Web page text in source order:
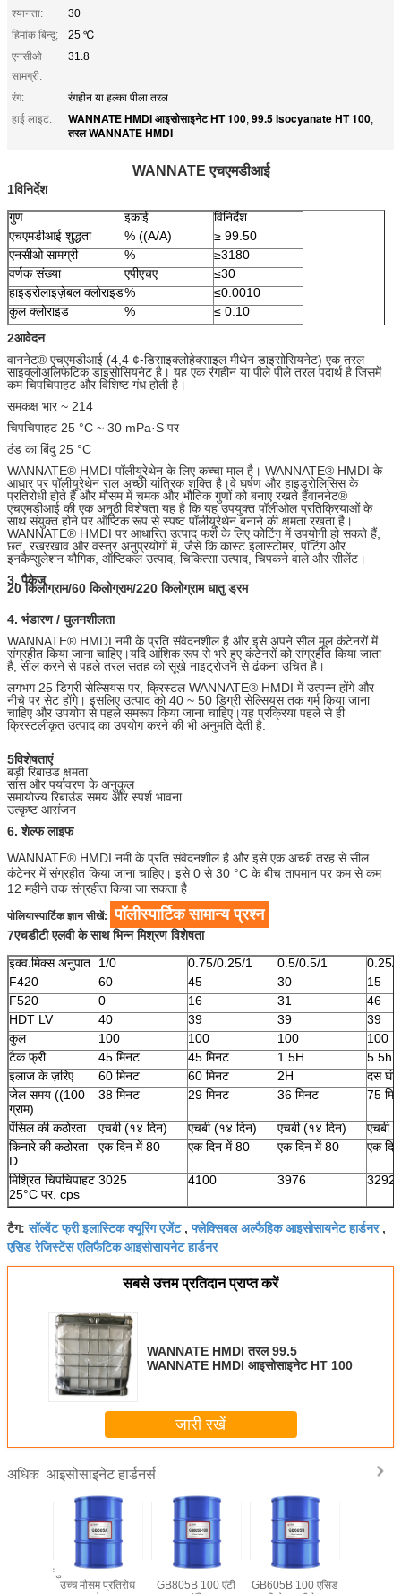
श्यानता:
30
हिमांक बिन्दू:
25 ℃
एनसीओ
सामग्री:
31.8
रंग:
रंगहीन या हल्का पीला तरल
हाई लाइट:
WANNATE HMDI आइसोसाइनेट HT 100, 99.5 Isocyanate HT 100,
तरल WANNATE HMDI
WANNATE एचएमडीआई
1विनिर्देश
गुण
इकाई
विनिर्देश
एचएमडीआई शुद्धता
% ((A/A)
≥ 99.50
एनसीओ सामग्री
%
≥3180
वर्णक संख्या
एपीएचए
≤30
हाइड्रोलाइज़ेबल क्लोराइड%
≤0.0010
कुल क्लोराइड
%
≤ 0.10
2आवेदन
वाननेट® एचएमडीआई (4,4 ¢-डिसाइक्लोहेक्साइल मीथेन डाइसोसियनेट) एक तरल
साइक्लोअलिफेटिक डाइसोसियनेट है। यह एक रंगहीन या पीले पीले तरल पदार्थ है जिसमें
कम चिपचिपाहट और विशिष्ट गंध होती है।
समकक्ष भार ~ 214
चिपचिपाहट 25 °C ~ 30 mPa·S पर
ठंड का बिंदु 25 °C
WANNATE® HMDI पॉलीयूरेथेन के लिए कच्चा माल है। WANNATE® HMDI के
आधार पर पॉलीयूरेथेन राल अच्छी यांत्रिक शक्ति है।वे घर्षण और हाइड्रोलिसिस के
प्रतिरोधी होते हैं और मौसम में चमक और भौतिक गुणों को बनाए रखते हैंवाननेट®
एचएमडीआई की एक अनूठी विशेषता यह है कि यह उपयुक्त पॉलीओल प्रतिक्रियाओं के
साथ संयुक्त होने पर ऑप्टिक रूप से स्पष्ट पॉलीयूरेथेन बनाने की क्षमता रखता है।
WANNATE® HMDI पर आधारित उत्पाद फर्श के लिए कोटिंग में उपयोगी हो सकते हैं,
छत, रखरखाव और वस्त्र अनुप्रयोगों में, जैसे कि कास्ट इलास्टोमर, पॉटिंग और
इनकैप्सुलेशन यौगिक, ऑप्टिकल उत्पाद, चिकित्सा उत्पाद, चिपकने वाले और सीलेंट।
3. पैकेज
20 किलोग्राम/60 किलोग्राम/220 किलोग्राम धातु ड्रम
4. भंडारण / घुलनशीलता
WANNATE® HMDI नमी के प्रति संवेदनशील है और इसे अपने सील मूल कंटेनरों में
संग्रहीत किया जाना चाहिए।यदि आंशिक रूप से भरे हुए कंटेनरों को संग्रहीत किया जाता
है, सील करने से पहले तरल सतह को सूखे नाइट्रोजन से ढंकना उचित है।
लगभग 25 डिग्री सेल्सियस पर, क्रिस्टल WANNATE® HMDI में उत्पन्न होंगे और
नीचे पर सेट होंगे। इसलिए उत्पाद को 40 ~ 50 डिग्री सेल्सियस तक गर्म किया जाना
चाहिए और उपयोग से पहले समरूप किया जाना चाहिए।यह प्रक्रिया पहले से ही
क्रिस्टलीकृत उत्पाद का उपयोग करने की भी अनुमति देती है.
5विशेषताएं
बड़ी रिबाउंड क्षमता
सांस और पर्यावरण के अनुकूल
समायोज्य रिबाउंड समय और स्पर्श भावना
उत्कृष्ट आसंजन
6. शेल्फ लाइफ
WANNATE® HMDI नमी के प्रति संवेदनशील है और इसे एक अच्छी तरह से सील
कंटेनर में संग्रहीत किया जाना चाहिए। इसे 0 से 30 °C के बीच तापमान पर कम से कम
12 महीने तक संग्रहीत किया जा सकता है
पोलियास्पार्टिक ज्ञान सीखें: पॉलीस्पार्टिक सामान्य प्रश्न
7एचडीटी एलवी के साथ भिन्न मिश्रण विशेषता
इक्व.मिक्स अनुपात
1/0 0.75/0.25/1 0.5/0.5/1
0.25/
F420
60 45 30
15
F520
0 16 31
46
HDT LV
40 39 39
39
कुल
100 100 100
100
टैक फ्री
45 मिनट 45 मिनट 1.5H
5.5h
इलाज के ज़रिए
60 मिनट 60 मिनट 2H
दस घंटे
जेल समय ((100
ग्राम)
38 मिनट 29 मिनट 36 मिनट 75
पेंसिल की कठोरता एचबी (१४ दिन) एचबी (१४ दिन) एचबी (१४ दिन)
एचबी
किनारे की कठोरता
D
एक दिन में 80 एक दिन में 80 एक दिन में 80 एक
मिश्रित चिपचिपाहट
25°C पर, cps
3025 4100 3976 3292
टैग:सॉल्वेंट फ्री इलास्टिक क्यूरिंग एजेंट,फ्लेक्सिबल अल्फैहिक आइसोसायनेट हार्डनर,
एसिड रेजिस्टेंस एलिफैटिक आइसोसायनेट हार्डनर
सबसे उत्तम प्रतिदान प्राप्त करें
WANNATE HMDI तरल 99.5
WANNATE HMDI आइसोसाइनेट HT 100
जारी रखें
अधिक आइसोसाइनेट हार्डनर्स
सुविधा GB605A 100
उच्च मौसम प्रतिरोध
FEICURE
GB805B 100 एंटी
FEICURE
GB605B 100 एसिड